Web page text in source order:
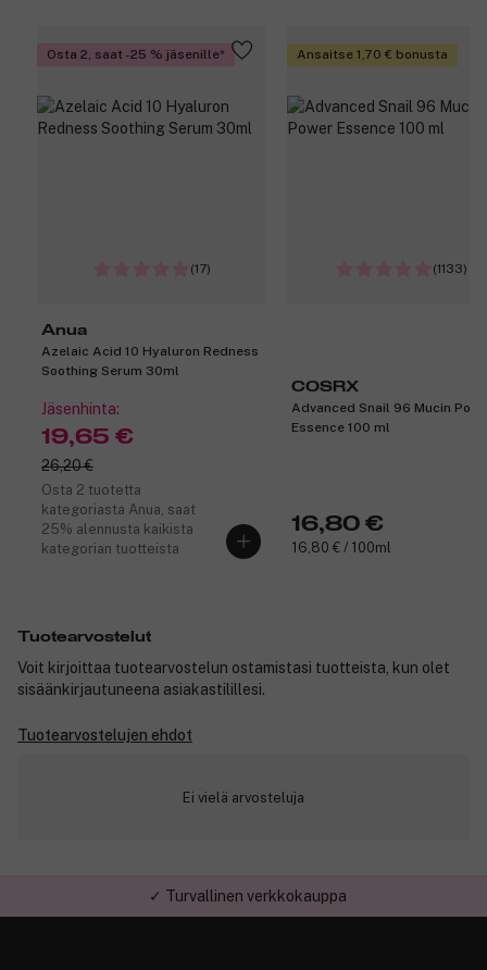
Osta 2, saat -25 % jäsenille
(17)
Anua
Azelaic Acid 10 Hyaluron Redness
Soothing Serum 30ml
Jäsenhinta:
19,65 €
26,20 €
Osta 2 tuotetta
kategoriasta Anua, saat
25% alennusta kaikista
kategorian tuotteista
Ansaitse 1,70 € bonusta
(1133)
COSRX
Advanced Snail 96 Mucin
Essence 100 ml
16,80 €
16,80 € / 100ml
Tuotearvostelut
Voit kirjoittaa tuotearvostelun ostamistasi tuotteista, kun olet
sisäänkirjautuneena asiakastilillesi.
Tuotearvostelujen ehdot
Ei vielä arvosteluja
✓ Turvallinen verkkokauppa